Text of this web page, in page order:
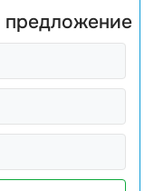
предложение